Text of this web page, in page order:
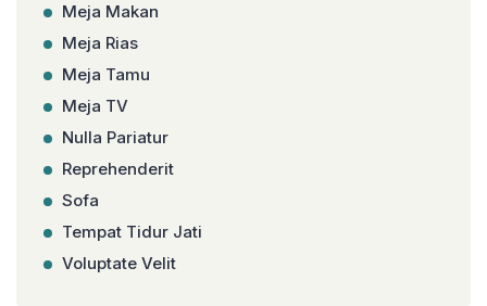
Meja Makan
Meja Rias
Meja Tamu
Meja TV
Nulla Pariatur
Reprehenderit
Sofa
Tempat Tidur Jati
Voluptate Velit